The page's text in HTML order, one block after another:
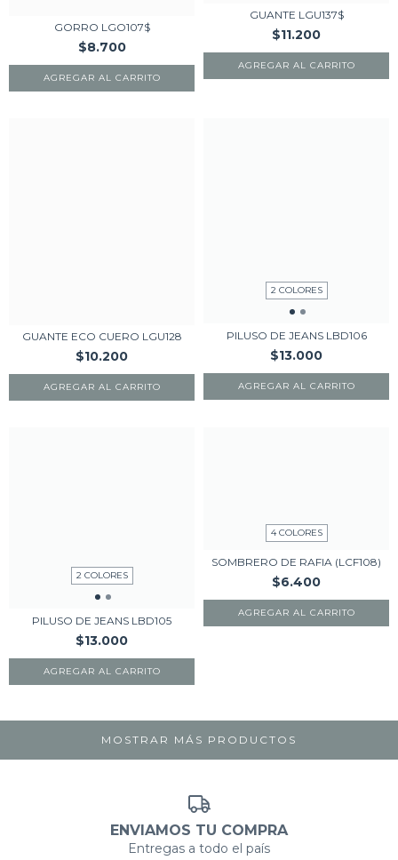
GORRO LGO107$
$8.700
AGREGAR AL CARRITO
GUANTE LGU137$
$11.200
AGREGAR AL CARRITO
GUANTE ECO CUERO LGU128
$10.200
AGREGAR AL CARRITO
2 COLORES
PILUSO DE JEANS LBD106
$13.000
AGREGAR AL CARRITO
2 COLORES
PILUSO DE JEANS LBD105
$13.000
AGREGAR AL CARRITO
4 COLORES
SOMBRERO DE RAFIA (LCF108)
$6.400
AGREGAR AL CARRITO
MOSTRAR MÁS PRODUCTOS
ENVIAMOS TU COMPRA
Entregas a todo el país